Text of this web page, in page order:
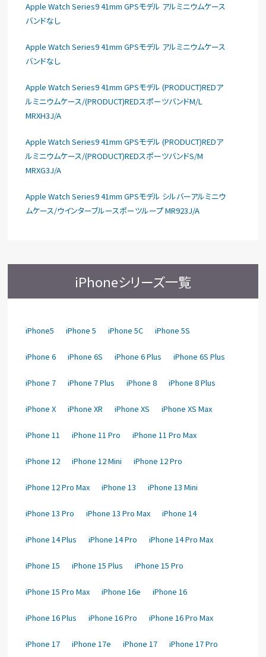
Apple Watch Series9 41mm GPSモデル アルミニウムケース
バンドなし
Apple Watch Series9 41mm GPSモデル アルミニウムケース
バンドなし
Apple Watch Series9 41mm GPSモデル (PRODUCT)REDア
ルミニウムケース/(PRODUCT)REDスポーツバンドM/L
MRXH3J/A
Apple Watch Series9 41mm GPSモデル (PRODUCT)REDア
ルミニウムケース/(PRODUCT)REDスポーツバンドS/M
MRXG3J/A
Apple Watch Series9 41mm GPSモデル シルバーアルミニウ
ムケース/ウインターブルースポーツループ MR923J/A
iPhoneシリーズ一覧
iPhone5 iPhone 5 iPhone 5C iPhone 5S
iPhone 6 iPhone 6S iPhone 6 Plus iPhone 6S Plus
iPhone 7 iPhone 7 Plus iPhone 8 iPhone 8 Plus
iPhone X iPhone XR iPhone XS iPhone XS Max
iPhone 11 iPhone 11 Pro iPhone 11 Pro Max
iPhone 12 iPhone 12 Mini iPhone 12 Pro
iPhone 12 Pro Max iPhone 13 iPhone 13 Mini
iPhone 13 Pro iPhone 13 Pro Max iPhone 14
iPhone 14 Plus iPhone 14 Pro iPhone 14 Pro Max
iPhone 15 iPhone 15 Plus iPhone 15 Pro
iPhone 15 Pro Max iPhone 16e iPhone 16
iPhone 16 Plus iPhone 16 Pro iPhone 16 Pro Max
iPhone 17 iPhone 17e iPhone 17 iPhone 17 Pro